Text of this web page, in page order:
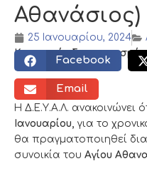
Αθανάσιος)
25 Ιανουαρίου, 2024
Κοινωνικός διαμοιρασμός:
Facebook
Email
Η Δ.Ε.Υ.Α.Λ. ανακοινώνει
Ιανουαρίου, για το
θα πραγματοποιηθεί
συνοικία του Αγίου